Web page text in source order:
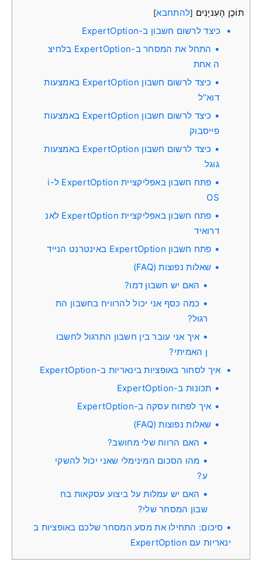
תוֹכֶן הָעִניָנִים [להתחבא]
כיצד לרשום חשבון ב-ExpertOption
התחל את המסחר ב-ExpertOption בלחיצ
ה אחת
כיצד לרשום חשבון ExpertOption באמצעות
דוא"ל
כיצד לרשום חשבון ExpertOption באמצעות
פייסבוק
כיצד לרשום חשבון ExpertOption באמצעות
גוגל
פתח חשבון באפליקציית ExpertOption ל-i
OS
פתח חשבון באפליקציית ExpertOption לאנ
דרואיד
פתח חשבון ExpertOption באינטרנט הנייד
שאלות נפוצות (FAQ)
האם יש חשבון דמו?
כמה כסף אני יכול להרוויח בחשבון הת
רגול?
איך אני עובר בין חשבון התרגול לחשבו
ן האמיתי?
איך לסחור באופציות בינאריות ב-ExpertOption
תכונות ב-ExpertOption
איך לפתוח עסקה ב-ExpertOption
שאלות נפוצות (FAQ)
האם הרווח שלי מחושב?
מהו הסכום המינימלי שאני יכול להשקי
ע?
האם יש עמלות על ביצוע עסקאות בח
שבון המסחר שלי?
סיכום: התחילו את מסע המסחר שלכם באופציות ב
ינאריות עם ExpertOption